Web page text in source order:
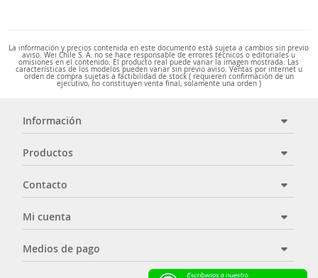
La información y precios contenida en este documento está sujeta a cambios sin previo
aviso. Wei Chile S. A. no se hace responsable de errores técnicos o editoriales u
omisiones en el contenido. El producto real puede variar la imagen mostrada. Las
características de los modelos pueden variar sin previo aviso. Ventas por internet u
orden de compra sujetas a factibilidad de stock ( requieren confirmación de un
ejecutivo, no constituyen venta final, solamente una orden )
Información
Productos
Contacto
Mi cuenta
Medios de pago